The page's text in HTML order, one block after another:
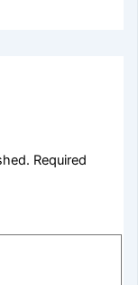
Required